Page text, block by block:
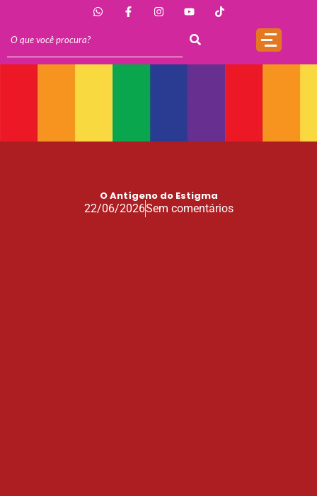
O Antígeno do Estigma
22/06/2026Sem comentários